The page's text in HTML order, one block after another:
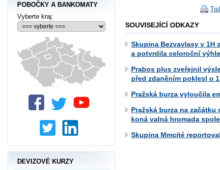
SOUVISEJÍCÍ ODKAZY
Skupina Bezvavlasy v 1H
a potvrdila celoroční
Prabos plus zveřejnil
před zdaněním poklesl o
Pražská burza vyloučila
Pražská burza na
koná valná hromada
Skupina Mmcité
POBOČKY A BANKOMATY
Vyberte kraj:
DEVIZOVÉ KURZY